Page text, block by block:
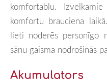
komfortablu.
komfortu brauciena
lieti noderēs personīgo
sānu gaisma nodrošinās
Akumulators